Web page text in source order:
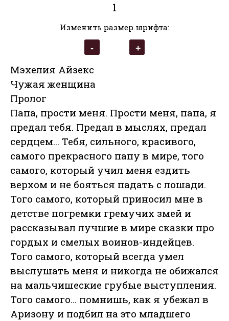
1
Изменить размер шрифта:
Мэхелия Айзекс
Чужая женщина
Пролог
Папа, прости меня. Прости меня, папа, я
предал тебя. Предал в мыслях, предал
сердцем... Тебя, сильного, красивого,
самого прекрасного папу в мире, того
самого, который учил меня ездить
верхом и не бояться падать с лошади.
Того самого, который приносил мне в
детстве погремки гремучих змей и
рассказывал лучшие в мире сказки про
гордых и смелых воинов-индейцев.
Того самого, который всегда умел
выслушать меня и никогда не обижался
на мальчишеские грубые выступления.
Того самого... помнишь, как я убежал в
Аризону и подбил на это младшего